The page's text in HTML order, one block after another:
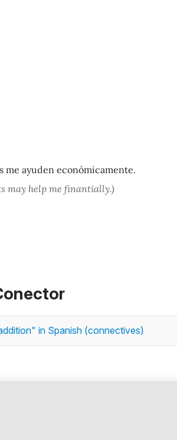
me ayuden económicamente.
may help me finantially.)
in Spanish (connectives)